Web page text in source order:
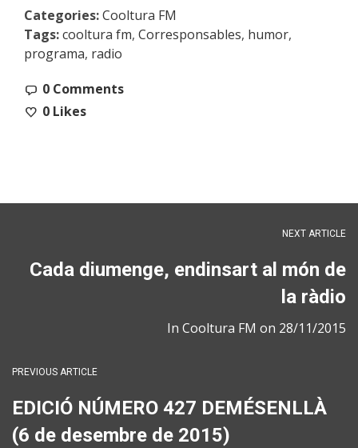
Categories:Cooltura FM
Tags:cooltura fm, Corresponsables, humor,
programa, radio
0 Comments
0 Likes
NEXT ARTICLE
Cada diumenge, endinsart al món de
la ràdio
In Cooltura FM on 28/11/2015
PREVIOUS ARTICLE
EDICIÓ NÚMERO 427 DEMÉSENLLÀ
(6 de desembre de 2015)